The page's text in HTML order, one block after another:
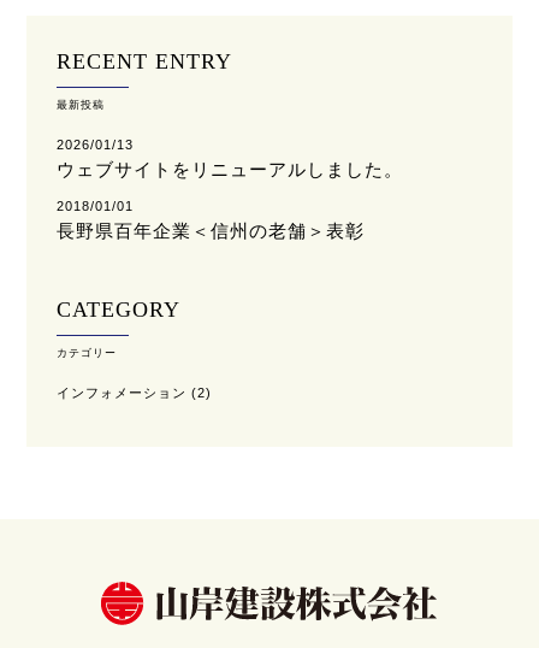
RECENT ENTRY
最新投稿
2026/01/13
ウェブサイトをリニューアルしました。
2018/01/01
長野県百年企業＜信州の老舗＞表彰
CATEGORY
カテゴリー
インフォメーション (2)